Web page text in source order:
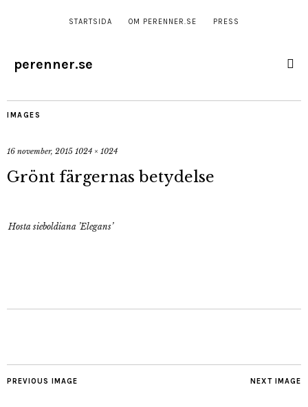
STARTSIDA OM PERENNER.SE PRESS
perenner.se
IMAGES
16 november, 2015 1024 × 1024
Grönt färgernas betydelse
Hosta sieboldiana ’Elegans’
NEXT IMAGE
PREVIOUS IMAGE